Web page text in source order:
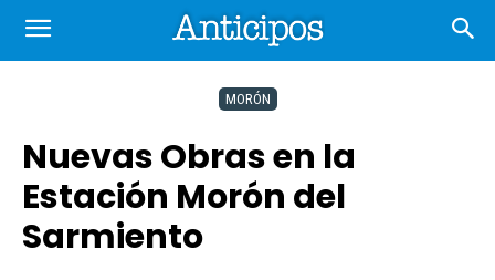
MORÓN
Nuevas Obras en la
Estación Morón del
Sarmiento